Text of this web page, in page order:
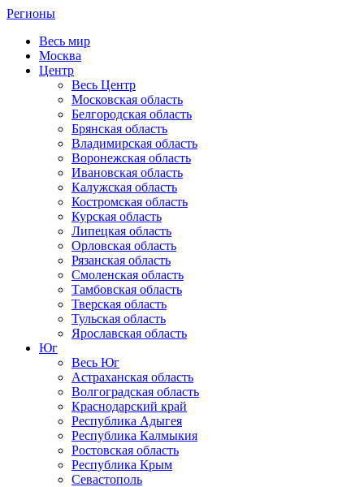
Регионы
Весь мир
Москва
Центр
Весь Центр
Московская область
Белгородская область
Брянская область
Владимирская область
Воронежская область
Ивановская область
Калужская область
Костромская область
Курская область
Липецкая область
Орловская область
Рязанская область
Смоленская область
Тамбовская область
Тверская область
Тульская область
Ярославская область
Юг
Весь Юг
Астраханская область
Волгоградская область
Краснодарский край
Республика Адыгея
Республика Калмыкия
Ростовская область
Республика Крым
Севастополь